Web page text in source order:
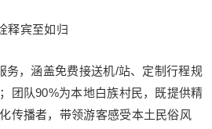
释宾至如归
务，涵盖免费接送机/站、定制行程规
团队90%为本地白族村民，既提供精
传播者，带领游客感受本土民俗风